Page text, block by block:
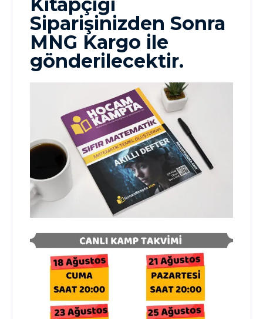
Siparişinizden Sonra
MNG Kargo ile
gönderilecektir.